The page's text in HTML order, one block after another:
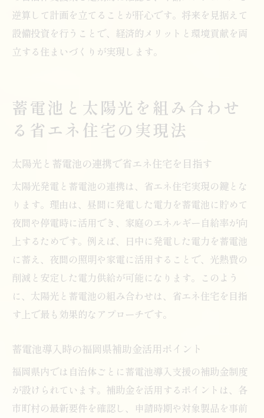
逆算して計画を立てることが肝心です。将来を見据えて
設備投資を行うことで、経済的メリットと環境貢献を両
立する住まいづくりが実現します。
蓄電池と太陽光を組み合わせ
る省エネ住宅の実現法
太陽光と蓄電池の連携で省エネ住宅を目指す
太陽光発電と蓄電池の連携は、省エネ住宅実現の鍵とな
ります。理由は、昼間に発電した電力を蓄電池に貯めて
夜間や停電時に活用でき、家庭のエネルギー自給率が向
上するためです。例えば、日中に発電した電力を蓄電池
に蓄え、夜間の照明や家電に活用することで、光熱費の
削減と安定した電力供給が可能になります。このよう
に、太陽光と蓄電池の組み合わせは、省エネ住宅を目指
す上で最も効果的なアプローチです。
蓄電池導入時の福岡県補助金活用ポイント
福岡県内では自治体ごとに蓄電池導入支援の補助金制度
が設けられています。補助金を活用するポイントは、各
市町村の最新要件を確認し、申請時期や対象製品を事前